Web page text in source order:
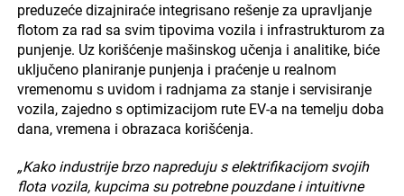
preduzeće dizajniraće integrisano rešenje za upravljanje
flotom za rad sa svim tipovima vozila i infrastrukturom za
punjenje. Uz korišćenje mašinskog učenja i analitike, biće
uključeno planiranje punjenja i praćenje u realnom
vremenomu s uvidom i radnjama za stanje i servisiranje
vozila, zajedno s optimizacijom rute EV-a na temelju doba
dana, vremena i obrazaca korišćenja.
„Kako industrije brzo napreduju s elektrifikacijom svojih
flota vozila, kupcima su potrebne pouzdane i intuitivne